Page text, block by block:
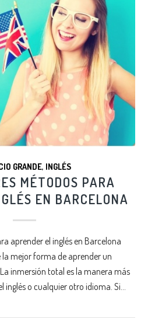
GRANDE, INGLÉS
MÉTODOS PARA
EN BARCELONA
aprender el inglés en Barcelona
la mejor forma de aprender un
inmersión total es la manera más
inglés o cualquier otro idioma. Si…